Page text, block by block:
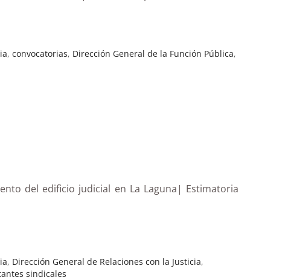
,convocatorias, Dirección General de la Función Pública,
del edificio judicial en La Laguna| Estimatoria
, Dirección General de Relaciones con la Justicia,
sindicales